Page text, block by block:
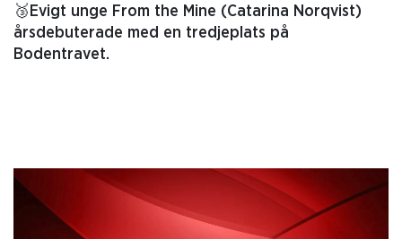
🥉Evigt unge From the Mine (Catarina Norqvist)
årsdebuterade med en tredjeplats på
Bodentravet.